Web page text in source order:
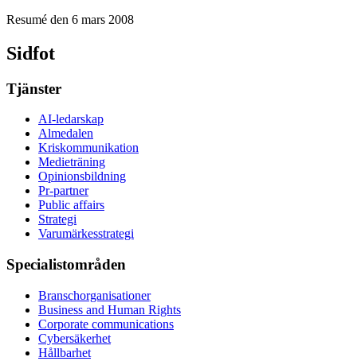
Resumé den 6 mars 2008
Sidfot
Tjänster
AI-ledarskap
Almedalen
Kris­kommunikation
Medieträning
Opinionsbildning
Pr-partner
Public affairs
Strategi
Varumärkesstrategi
Specialistområden
Branschorganisationer
Business and Human Rights
Corporate communications
Cybersäkerhet
Hållbarhet